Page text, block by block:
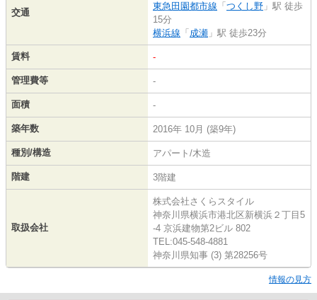
交通
東急田園都市線 「 つくし野 」駅 徒歩
15分
横浜線 「 成瀬 」駅 徒歩23分
賃料 -
管理費等 -
面積 -
築年数 2016年 10月 (築9年)
種別/構造 アパート/木造
階建 3階建
取扱会社
株式会社さくらスタイル
神奈川県横浜市港北区新横浜２丁目5
-4 京浜建物第2ビル 802
TEL:045-548-4881
神奈川県知事 (3) 第28256号
情報の見方